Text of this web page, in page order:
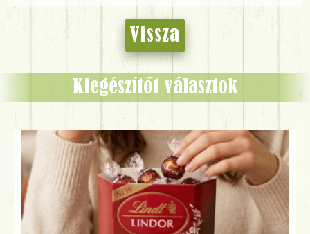
Vissza
Kiegészítőt választok